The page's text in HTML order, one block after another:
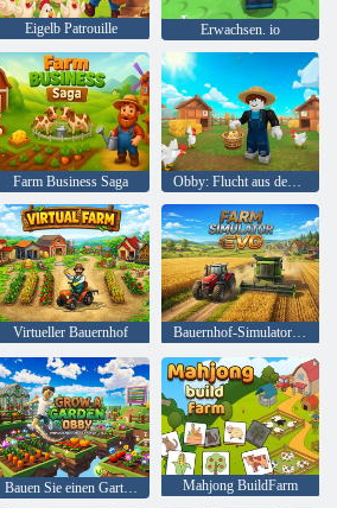
Eigelb Patrouille Erwachsen. io
Farm Business Saga Obby: Flucht aus dem Hühnermaterial
Virtueller Bauernhof Bauernhof-Simulator: Evo
Bauen Sie einen Garten-Obby an Mahjong BuildFarm